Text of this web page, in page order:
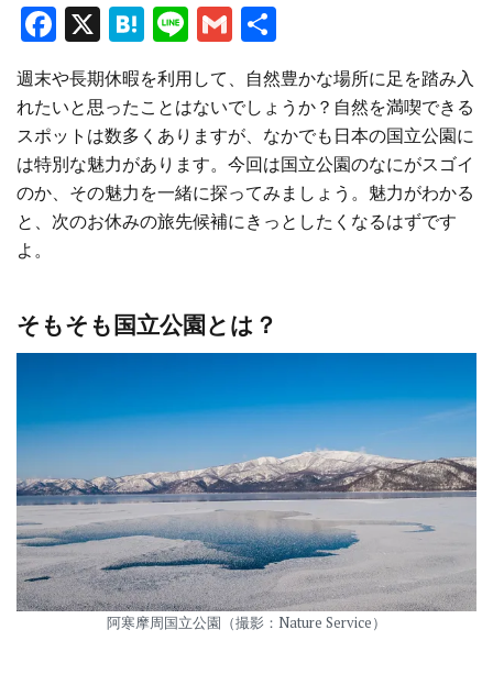
F
a
ce
b
o
o
k
X H
at
e
n
a
Li
n
e
G
m
ai
l
有
週末や長期休暇を利用して、自然豊かな場所に足を踏み入
れたいと思ったことはないでしょうか？自然を満喫できる
スポットは数多くありますが、なかでも日本の国立公園に
は特別な魅力があります。今回は国立公園のなにがスゴイ
のか、その魅力を一緒に探ってみましょう。魅力がわかる
と、次のお休みの旅先候補にきっとしたくなるはずです
よ。
そもそも国立公園とは？
阿寒摩周国立公園（撮影：Nature Service）